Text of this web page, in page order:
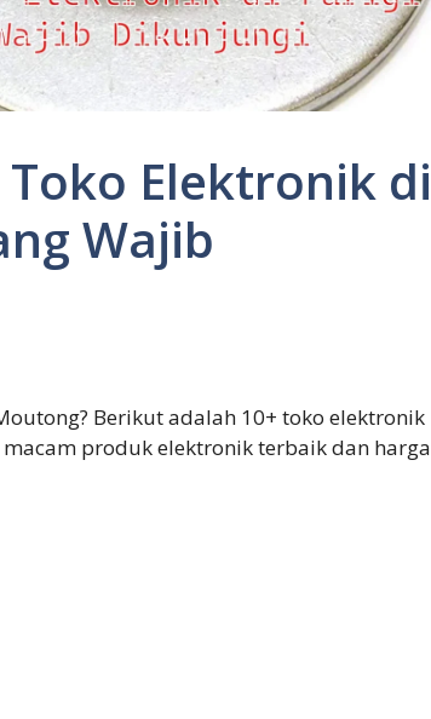
Elektronik di
Wajib
Berikut adalah 10+ toko elektronik
produk elektronik terbaik dan harga